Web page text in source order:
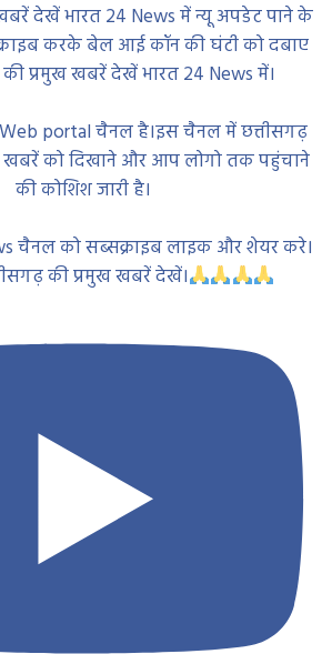
देखें भारत 24 News में न्यू अपडेट पाने के
करके बेल आई कॉन की घंटी को दबाए
प्रमुख खबरें देखें भारत 24 News में।
portal चैनल है।इस चैनल में छत्तीसगढ़
को दिखाने और आप लोगो तक पहुंचाने
की कोशिश जारी है।
चैनल को सब्सक्राइब लाइक और शेयर करे।
की प्रमुख खबरें देखें।